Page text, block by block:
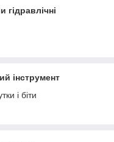
гідравлічні
інструмент
і біти